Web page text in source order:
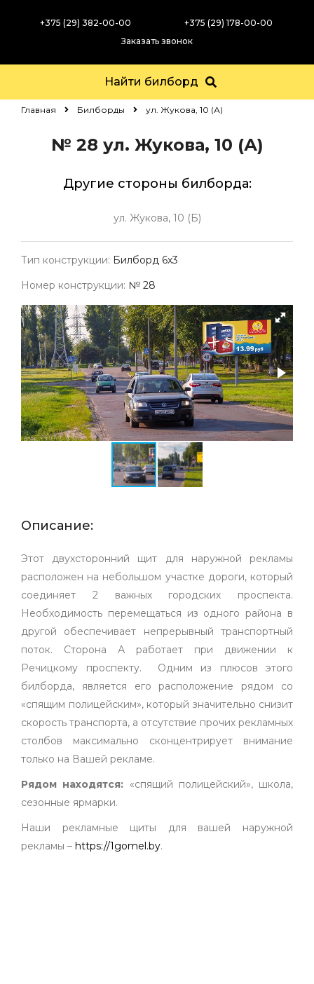
+375 (29) 382-00-00
+375 (29) 178-00-00
Заказать звонок
Найти билборд
Главная Билборды ул. Жукова, 10 (А)
№ 28 ул. Жукова, 10 (А)
Другие стороны билборда:
ул. Жукова, 10 (Б)
Тип конструкции: Билборд 6х3
Номер конструкции: № 28
Описание:
Этот двухсторонний щит для наружной рекламы
расположен на небольшом участке дороги, который
соединяет 2 важных городских проспекта.
Необходимость перемещаться из одного района в
другой обеспечивает непрерывный транспортный
поток. Сторона А работает при движении к
Речицкому проспекту. Одним из плюсов этого
билборда, является его расположение рядом со
«спящим полицейским», который значительно снизит
скорость транспорта, а отсутствие прочих рекламных
столбов максимально сконцентрирует внимание
только на Вашей рекламе.
Рядом находятся: «спящий полицейский», школа,
сезонные ярмарки.
Наши рекламные щиты для вашей наружной
рекламы – https://1gomel.by.